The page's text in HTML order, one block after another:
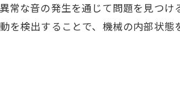
常な音の発生を通じて問題を見つけ
検出することで、機械の内部状態